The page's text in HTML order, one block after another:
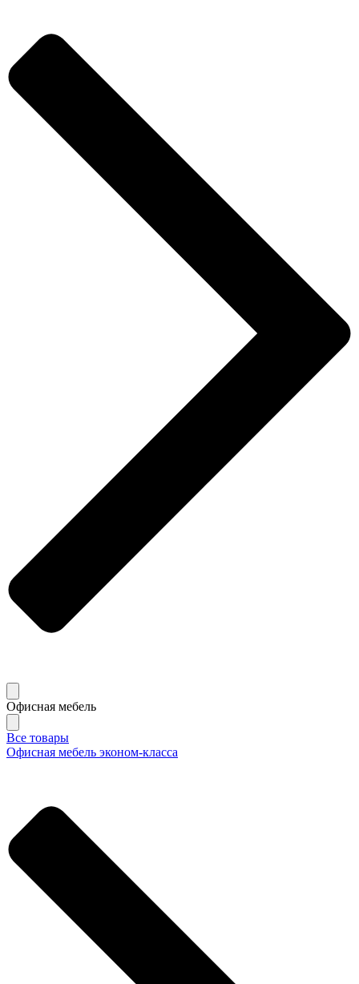
Офисная мебель
Все товары
Офисная мебель эконом-класса